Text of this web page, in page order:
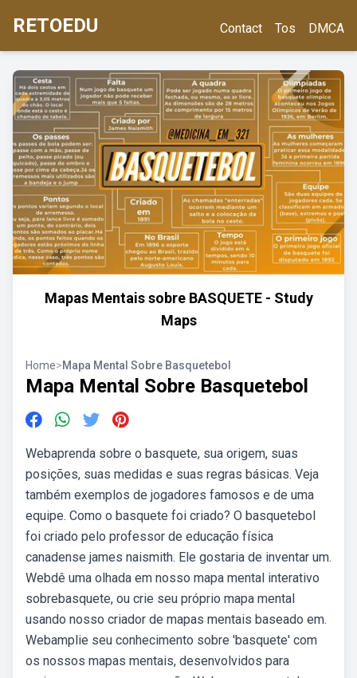
RETOEDU Contact Tos DMCA
Mapas Mentais sobre BASQUETE - Study
Maps
Home>Mapa Mental Sobre Basquetebol
Mapa Mental Sobre Basquetebol
Webaprenda sobre o basquete, sua origem, suas
posições, suas medidas e suas regras básicas. Veja
também exemplos de jogadores famosos e de uma
equipe. Como o basquete foi criado? O basquetebol
foi criado pelo professor de educação física
canadense james naismith. Ele gostaria de inventar um.
Webdê uma olhada em nosso mapa mental interativo
sobrebasquete, ou crie seu próprio mapa mental
usando nosso criador de mapas mentais baseado em.
Webamplie seu conhecimento sobre 'basquete' com
os nossos mapas mentais, desenvolvidos para